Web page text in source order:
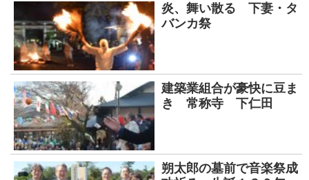
炎、舞い散る 下妻・タ
バンカ祭
建築業組合が豪快に豆ま
き 常称寺 下仁田
朔太郎の墓前で音楽祭成